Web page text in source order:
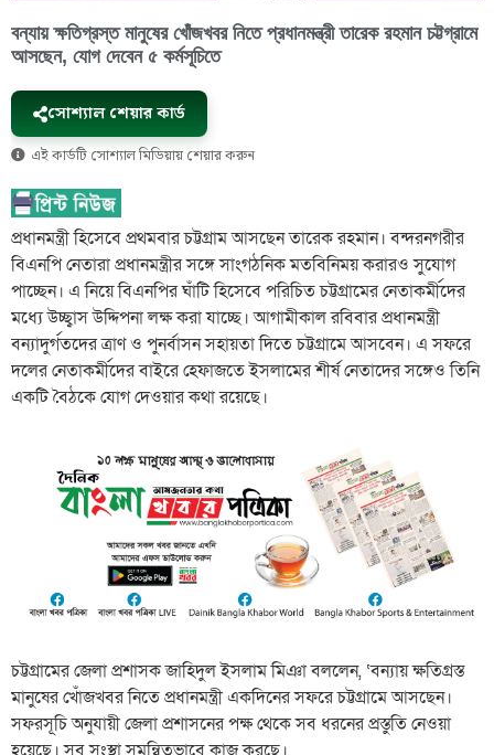
বন্যায় ক্ষতিগ্রস্ত মানুষের খোঁজখবর নিতে প্রধানমন্ত্রী তারেক রহমান চট্টগ্রামে
আসছেন, যোগ দেবেন ৫ কর্মসূচিতে
সোশ্যাল শেয়ার কার্ড
এই কার্ডটি সোশ্যাল মিডিয়ায় শেয়ার করুন
প্রধানমন্ত্রী হিসেবে প্রথমবার চট্টগ্রাম আসছেন তারেক রহমান। বন্দরনগরীর
বিএনপি নেতারা প্রধানমন্ত্রীর সঙ্গে সাংগঠনিক মতবিনিময় করারও সুযোগ
পাচ্ছেন। এ নিয়ে বিএনপির ঘাঁটি হিসেবে পরিচিত চট্টগ্রামের নেতাকর্মীদের
মধ্যে উচ্ছ্বাস উদ্দিপনা লক্ষ করা যাচ্ছে। আগামীকাল রবিবার প্রধানমন্ত্রী
বন্যাদুর্গতদের ত্রাণ ও পুনর্বাসন সহায়তা দিতে চট্টগ্রামে আসবেন। এ সফরে
দলের নেতাকর্মীদের বাইরে হেফাজতে ইসলামের শীর্ষ নেতাদের সঙ্গেও তিনি
একটি বৈঠকে যোগ দেওয়ার কথা রয়েছে।
চট্টগ্রামের জেলা প্রশাসক জাহিদুল ইসলাম মিঞা বললেন, ‘বন্যায় ক্ষতিগ্রস্ত
মানুষের খোঁজখবর নিতে প্রধানমন্ত্রী একদিনের সফরে চট্টগ্রামে আসছেন।
সফরসূচি অনুযায়ী জেলা প্রশাসনের পক্ষ থেকে সব ধরনের প্রস্তুতি নেওয়া